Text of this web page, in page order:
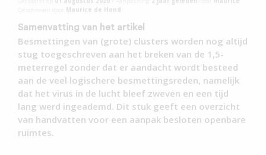
Maurice de Hond
Samenvatting van het artikel
Besmettingen van (grote) clusters worden nog altijd
stug toegeschreven aan het breken van de 1,5-
meterregel zonder dat er aandacht wordt besteed
aan de veel logischere besmettingsreden, namelijk
dat het virus in de lucht bleef zweven en een tijd
lang werd ingeademd. Dit stuk geeft een overzicht
van handvatten voor een aanpak besloten openbare
ruimtes.